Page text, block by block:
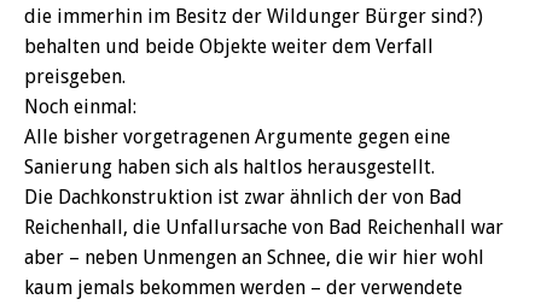
die immerhin im Besitz der Wildunger Bürger sind?)
behalten und beide Objekte weiter dem Verfall
preisgeben.
Noch einmal:
Alle bisher vorgetragenen Argumente gegen eine
Sanierung haben sich als haltlos herausgestellt.
Die Dachkonstruktion ist zwar ähnlich der von Bad
Reichenhall, die Unfallursache von Bad Reichenhall war
aber – neben Unmengen an Schnee, die wir hier wohl
kaum jemals bekommen werden – der verwendete